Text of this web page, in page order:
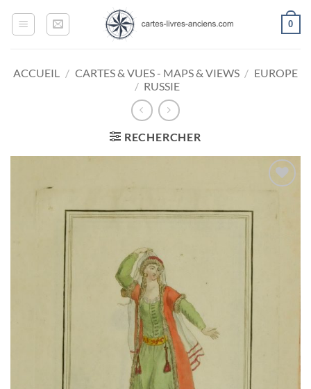
0
ACCUEIL / CARTES & VUES - MAPS & VIEWS / EUROPE
/ RUSSIE
RECHERCHER